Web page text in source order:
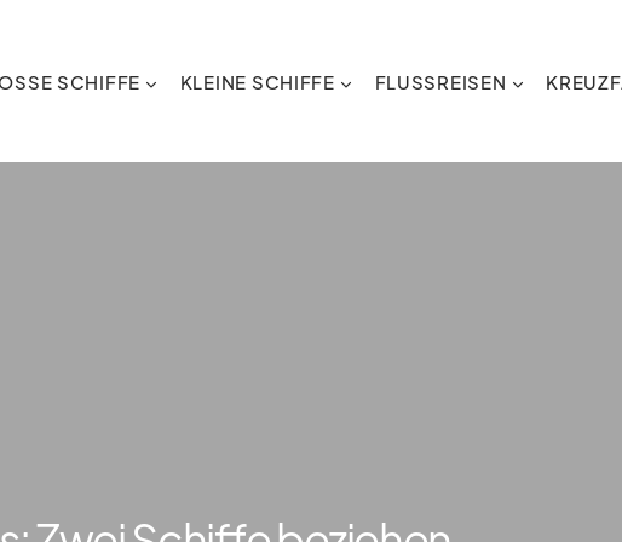
SCHIFFE KLEINE SCHIFFE FLUSSREISEN